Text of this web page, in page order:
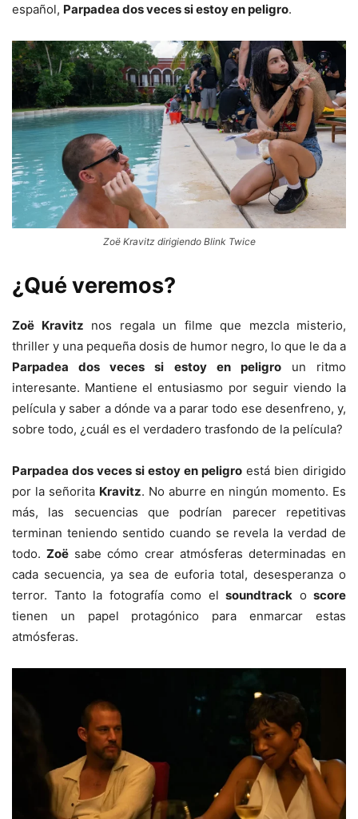
español, Parpadea dos veces si estoy en peligro.
Zoë Kravitz dirigiendo Blink Twice
¿Qué veremos?
Zoë Kravitz nos regala un filme que mezcla misterio,
thriller y una pequeña dosis de humor negro, lo que le da a
Parpadea dos veces si estoy en peligroun ritmo
interesante. Mantiene el entusiasmo por seguir viendo la
película y saber a dónde va a parar todo ese desenfreno, y,
sobre todo, ¿cuál es el verdadero trasfondo de la película?
Parpadea dos veces si estoy en peligro está bien dirigido
por la señorita Kravitz. No aburre en ningún momento. Es
más, las secuencias que podrían parecer repetitivas
terminan teniendo sentido cuando se revela la verdad de
todo.Zoë sabe cómo crear atmósferas determinadas en
cada secuencia, ya sea de euforia total, desesperanza o
terror. Tanto la fotografía como el soundtrack o score
tienen un papel protagónico para enmarcar estas
atmósferas.